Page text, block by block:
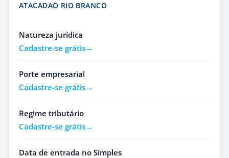
ATACADAO RIO BRANCO
Natureza jurídica
Cadastre-se grátis
Porte empresarial
Cadastre-se grátis
Regime tributário
Cadastre-se grátis
Data de entrada no Simples